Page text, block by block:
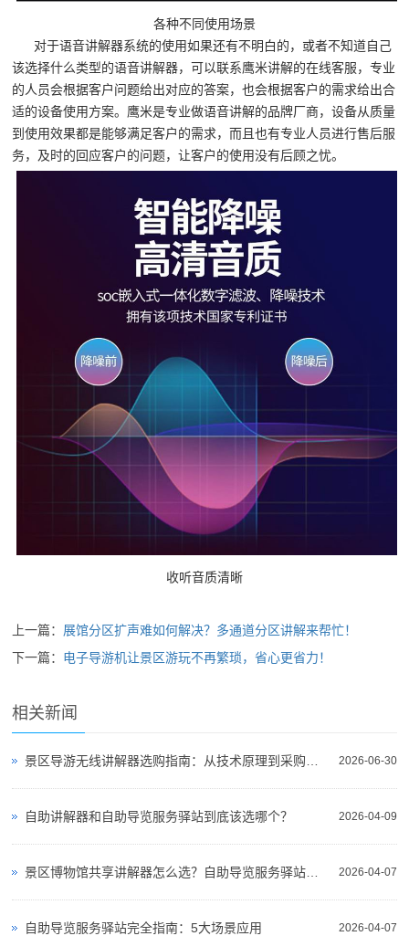
各种不同使用场景
对于语音讲解器系统的使用如果还有不明白的，或者不知道自己
该选择什么类型的语音讲解器，可以联系鹰米讲解的在线客服，专业
的人员会根据客户问题给出对应的答案，也会根据客户的需求给出合
适的设备使用方案。鹰米是专业做语音讲解的品牌厂商，设备从质量
到使用效果都是能够满足客户的需求，而且也有专业人员进行售后服
务，及时的回应客户的问题，让客户的使用没有后顾之忧。
收听音质清晰
上一篇： 展馆分区扩声难如何解决？多通道分区讲解来帮忙！
下一篇： 电子导游机让景区游玩不再繁琐，省心更省力！
相关新闻
2026-06-30
2026-04-09
自助讲解器和自助导览服务驿站到底该选哪个？
2026-04-07
2026-04-07
自助导览服务驿站完全指南：5大场景应用